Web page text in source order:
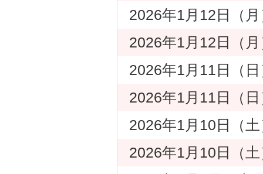
2026年1月12日（
2026年1月12日（
2026年1月11日（
2026年1月11日（
2026年1月10日（
2026年1月10日（